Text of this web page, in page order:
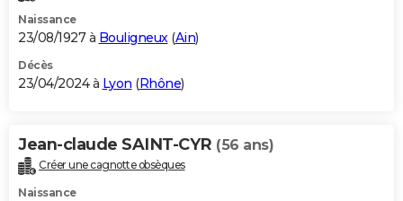
Naissance
23/08/1927 à Bouligneux(Ain)
Décès
23/04/2024 à Lyon (Rhône)
Jean-claude SAINT-CYR (56 ans)
Créer une cagnotte obsèques
Naissance